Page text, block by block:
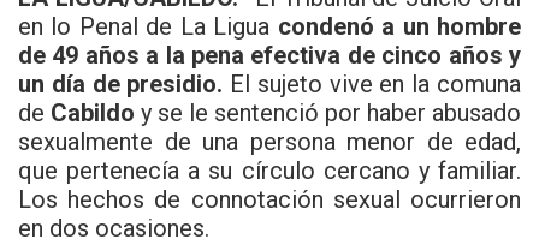
en lo Penal de La Ligua condenó a un hombre
de 49 años a la pena efectiva de cinco años y
un día de presidio. El sujeto vive en la comuna
de Cabildo y se le sentenció por haber abusado
sexualmente de una persona menor de edad,
que pertenecía a su círculo cercano y familiar.
Los hechos de connotación sexual ocurrieron
en dos ocasiones.